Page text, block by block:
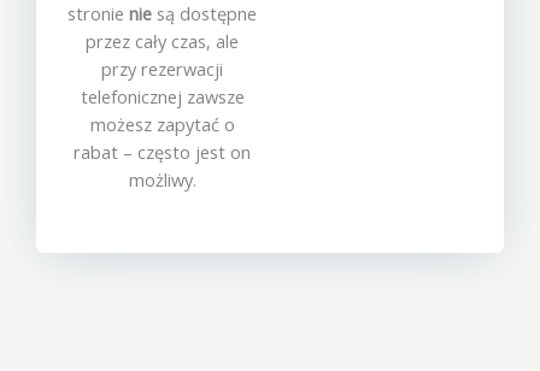
stronie nie są dostępne
przez cały czas, ale
przy rezerwacji
telefonicznej zawsze
możesz zapytać o
rabat – często jest on
możliwy.